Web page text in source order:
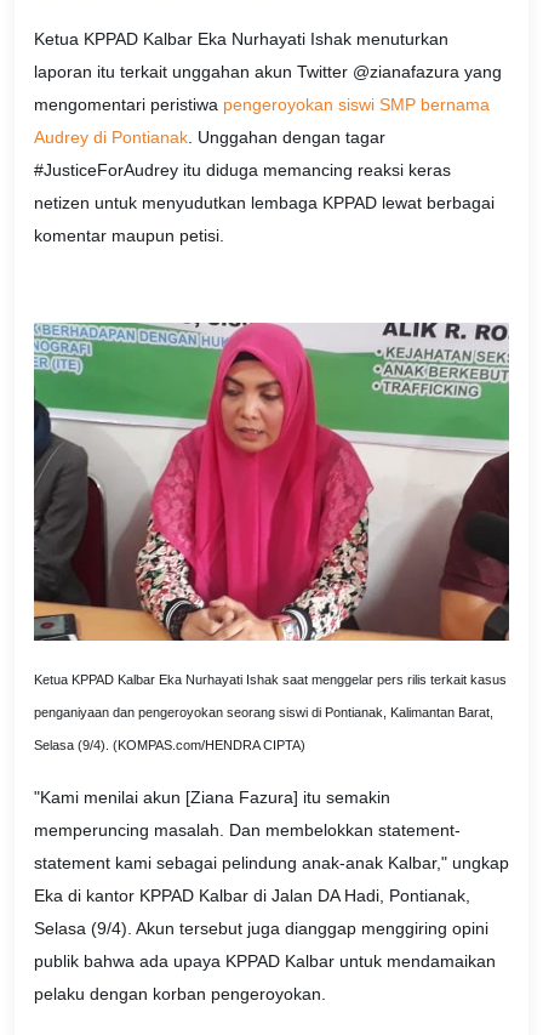
Ketua KPPAD Kalbar Eka Nurhayati Ishak menuturkan
laporan itu terkait unggahan akun Twitter @zianafazura yang
mengomentari peristiwa pengeroyokan siswi SMP bernama
Audrey di Pontianak . Unggahan dengan tagar
#JusticeForAudrey itu diduga memancing reaksi keras
netizen untuk menyudutkan lembaga KPPAD lewat berbagai
komentar maupun petisi.
Ketua KPPAD Kalbar Eka Nurhayati Ishak saat menggelar pers rilis terkait kasus
penganiyaan dan pengeroyokan seorang siswi di Pontianak, Kalimantan Barat,
Selasa (9/4). (KOMPAS.com/HENDRA CIPTA)
"Kami menilai akun [Ziana Fazura] itu semakin
memperuncing masalah. Dan membelokkan statement-
statement kami sebagai pelindung anak-anak Kalbar," ungkap
Eka di kantor KPPAD Kalbar di Jalan DA Hadi, Pontianak,
Selasa (9/4). Akun tersebut juga dianggap menggiring opini
publik bahwa ada upaya KPPAD Kalbar untuk mendamaikan
pelaku dengan korban pengeroyokan.